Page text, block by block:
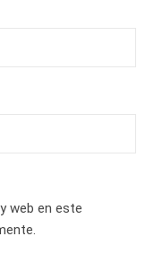
web en este